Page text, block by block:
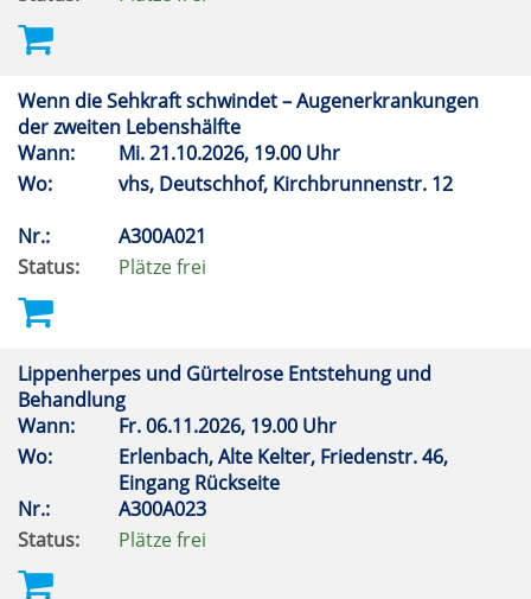
Wenn die Sehkraft schwindet – Augenerkrankungen
der zweiten Lebenshälfte
Wann:
Mi.21.10.2026, 19.00 Uhr
Wo:
vhs, Deutschhof, Kirchbrunnenstr. 12
Nr.:
A300A021
Status:
Plätze frei
Lippenherpes und Gürtelrose Entstehung und
Behandlung
Wann:
Fr.06.11.2026, 19.00 Uhr
Wo:
Erlenbach, Alte Kelter, Friedenstr. 46,
Eingang Rückseite
Nr.:
A300A023
Status:
Plätze frei